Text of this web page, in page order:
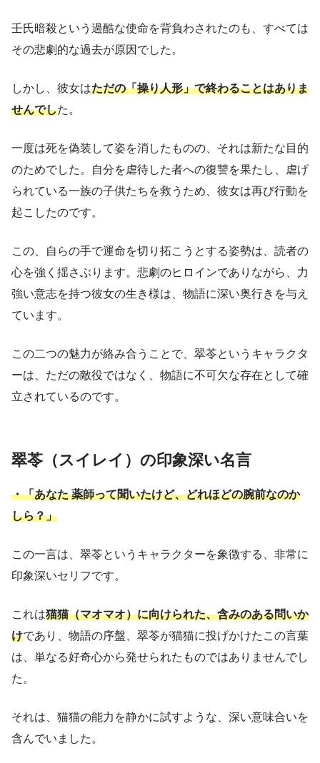
壬氏暗殺という過酷な使命を背負わされたのも、すべては
その悲劇的な過去が原因でした。
しかし、彼女はただの「操り人形」で終わることはありま
せんでした。
一度は死を偽装して姿を消したものの、それは新たな目的
のためでした。自分を虐待した者への復讐を果たし、虐げ
られている一族の子供たちを救うため、彼女は再び行動を
起こしたのです。
この、自らの手で運命を切り拓こうとする姿勢は、読者の
心を強く揺さぶります。悲劇のヒロインでありながら、力
強い意志を持つ彼女の生き様は、物語に深い奥行きを与え
ています。
この二つの魅力が絡み合うことで、翠苓というキャラクタ
ーは、ただの敵役ではなく、物語に不可欠な存在として確
立されているのです。
翠苓（スイレイ）の印象深い名言
・「あなた 薬師って聞いたけど、どれほどの腕前なのか
しら？」
この一言は、翠苓というキャラクターを象徴する、非常に
印象深いセリフです。
これは猫猫（マオマオ）に向けられた、含みのある問いか
けであり、物語の序盤、翠苓が猫猫に投げかけたこの言葉
は、単なる好奇心から発せられたものではありませんでし
た。
それは、猫猫の能力を静かに試すような、深い意味合いを
含んでいました。